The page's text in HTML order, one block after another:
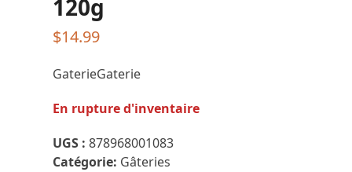
120g
$14.99
GaterieGaterie
En rupture d'inventaire
UGS :878968001083
Catégorie: Gâteries